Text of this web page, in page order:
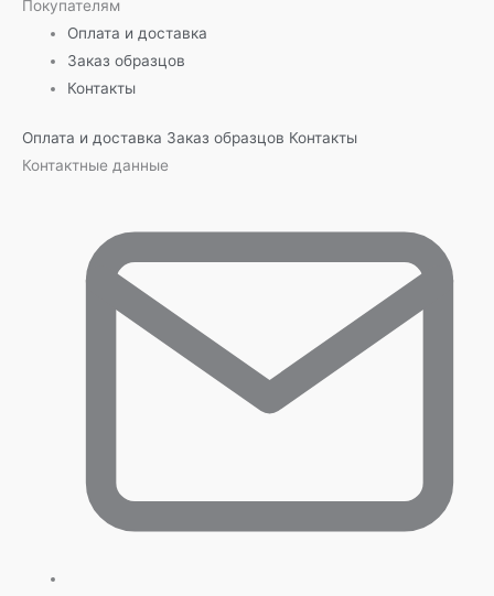
Покупателям
Оплата и доставка
Заказ образцов
Контакты
Оплата и доставка Заказ образцов Контакты
Контактные данные